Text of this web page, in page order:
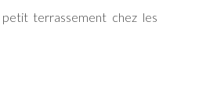
terrassement chez les